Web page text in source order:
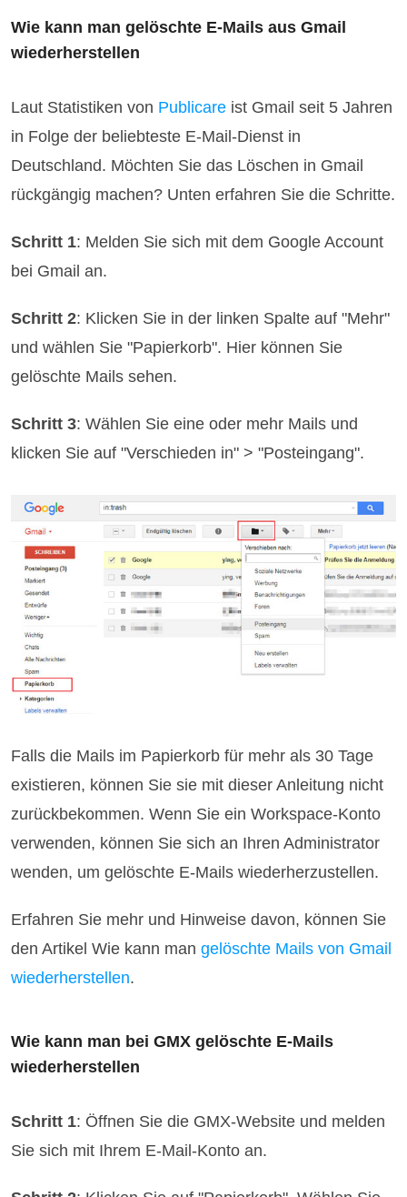
Wie kann man gelöschte E-Mails aus Gmail
wiederherstellen
Laut Statistiken von Publicare ist Gmail seit 5 Jahren
in Folge der beliebteste E-Mail-Dienst in
Deutschland. Möchten Sie das Löschen in Gmail
rückgängig machen? Unten erfahren Sie die Schritte.
Schritt 1: Melden Sie sich mit dem Google Account
bei Gmail an.
Schritt 2: Klicken Sie in der linken Spalte auf "Mehr"
und wählen Sie "Papierkorb". Hier können Sie
gelöschte Mails sehen.
Schritt 3: Wählen Sie eine oder mehr Mails und
klicken Sie auf "Verschieden in" > "Posteingang".
Falls die Mails im Papierkorb für mehr als 30 Tage
existieren, können Sie sie mit dieser Anleitung nicht
zurückbekommen. Wenn Sie ein Workspace-Konto
verwenden, können Sie sich an Ihren Administrator
wenden, um gelöschte E-Mails wiederherzustellen.
Erfahren Sie mehr und Hinweise davon, können Sie
den Artikel Wie kann mangelöschte Mails von Gmail
wiederherstellen.
Wie kann man bei GMX gelöschte E-Mails
wiederherstellen
Schritt 1: Öffnen Sie die GMX-Website und melden
Sie sich mit Ihrem E-Mail-Konto an.